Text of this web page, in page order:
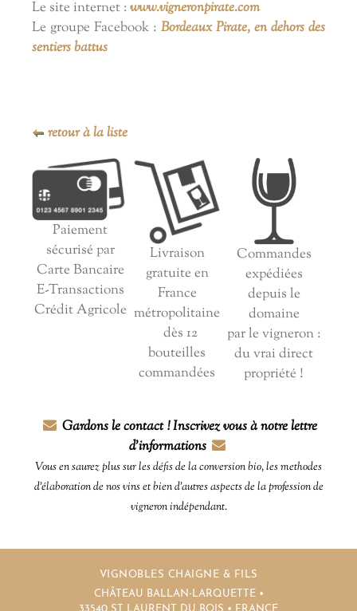
Le site internet : www.vigneronpirate.com
Le groupe Facebook : Bordeaux Pirate, en dehors des
sentiers battus
retour à la liste
Paiement
sécurisé par
Carte Bancaire
E-Transactions
Crédit Agricole
Livraison
gratuite en
France
métropolitaine
dès 12
bouteilles
commandées
Commandes
expédiées
depuis le
domaine
par le vigneron :
du vrai direct
propriété !
Gardons le contact ! Inscrivez vous à notre lettre
d'informations
Vous en saurez plus sur les défis de la conversion bio, les methodes
d'élaboration de nos vins et bien d'autres aspects de la profession de
vigneron indépendant.
VIGNOBLES CHAIGNE & FILS
CHÂTEAU BALLAN-LARQUETTE •
33540 ST LAURENT DU BOIS • FRANCE